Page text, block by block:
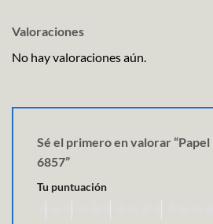
Valoraciones
No hay valoraciones aún.
Sé el primero en valorar “Papel
6857”
Tu puntuación